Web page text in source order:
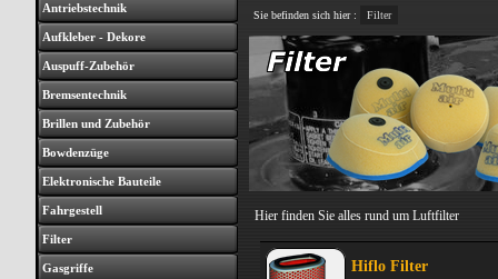
Antriebstechnik
Aufkleber - Dekore
Auspuff-Zubehör
Bremsentechnik
Brillen und Zubehör
Bowdenzüge
Elektronische Bauteile
Fahrgestell
Filter
Gasgriffe
Sie befinden sich hier : Filter
Hier finden Sie alles rund um Luftfilter
Hiflo Filter